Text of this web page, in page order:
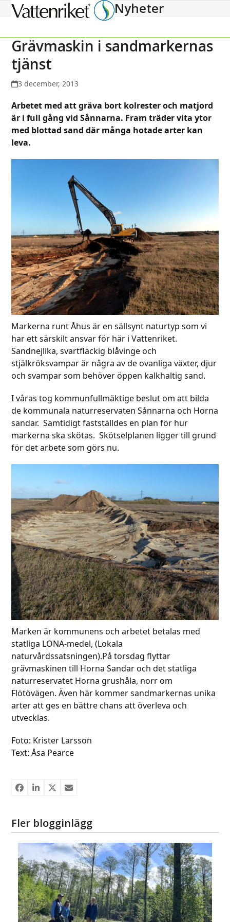
Open
menu
Close
menu
Nyheter
Grävmaskin i sandmarkernas
tjänst
3 december, 2013
Arbetet med att gräva bort kolrester och matjord
är i full gång vid Sånnarna. Fram träder vita ytor
med blottad sand där många hotade arter kan
leva.
Markerna runt Åhus är en sällsynt naturtyp som vi
har ett särskilt ansvar för här i Vattenriket.
Sandnejlika, svartfläckig blåvinge och
stjälkröksvampar är några av de ovanliga växter, djur
och svampar som behöver öppen kalkhaltig sand.
I våras tog kommunfullmäktige beslut om att bilda
de kommunala naturreservaten Sånnarna och Horna
sandar. Samtidigt fastställdes en plan för hur
markerna ska skötas. Skötselplanen ligger till grund
för det arbete som görs nu.
Marken är kommunens och arbetet betalas med
statliga LONA-medel, (Lokala
naturvårdssatsningen).På torsdag flyttar
grävmaskinen till Horna Sandar och det statliga
naturreservatet Horna grushåla, norr om
Flötövägen. Även här kommer sandmarkernas unika
arter att ges en bättre chans att överleva och
utvecklas.
Foto: Krister Larsson
Text: Åsa Pearce
Fler blogginlägg